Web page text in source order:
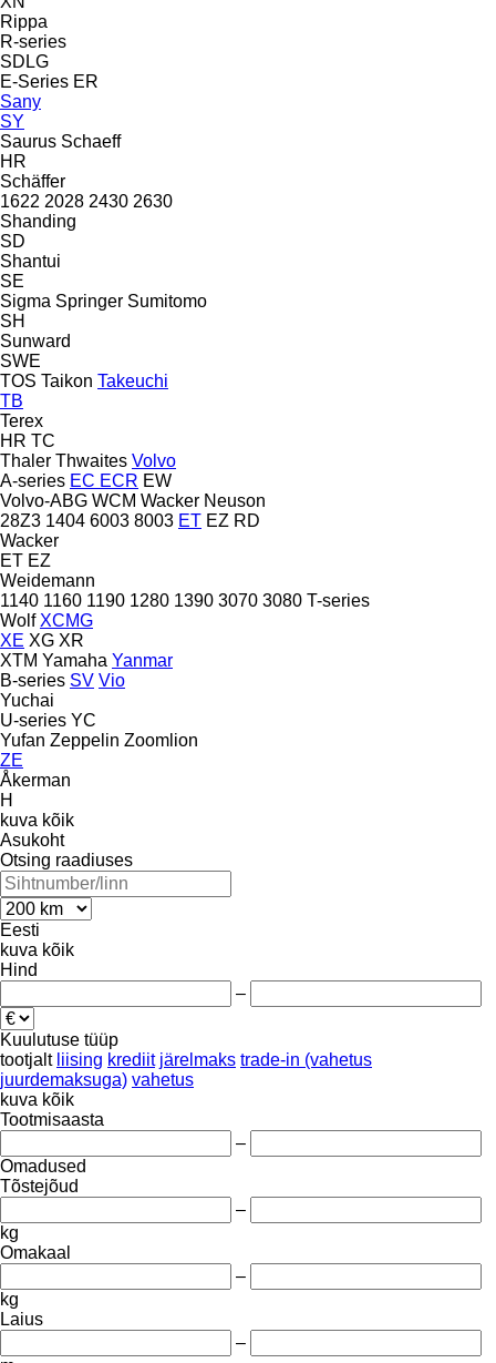
Rippa
R-series
SDLG
E-Series ER
Sany
SY
Saurus Schaeff
HR
Schäffer
1622 2028 2430 2630
Shanding
SD
Shantui
SE
Sigma Springer Sumitomo
SH
Sunward
SWE
TOS Taikon Takeuchi
TB
Terex
HR TC
Thaler Thwaites Volvo
A-series EC ECR EW
Volvo-ABG WCM Wacker Neuson
28Z3 1404 6003 8003 ET EZ RD
Wacker
ET EZ
Weidemann
1140 1160 1190 1280 1390 3070 3080 T-series
Wolf XCMG
XE XG XR
XTM Yamaha Yanmar
B-series SV Vio
Yuchai
U-series YC
Yufan Zeppelin Zoomlion
ZE
Åkerman
H
kuva kõik
Asukoht
Otsing raadiuses
Eesti
kuva kõik
Hind
–
Kuulutuse tüüp
tootjalt liising krediit järelmaks trade-in (vahetus
juurdemaksuga) vahetus
kuva kõik
Tootmisaasta
–
Omadused
Tõstejõud
–
kg
Omakaal
–
kg
Laius
–